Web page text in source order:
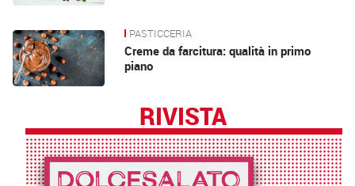
PASTICCERIA
Creme da farcitura: qualità in primo
piano
RIVISTA